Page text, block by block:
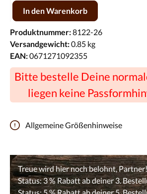
Produkt Anzahl: Gib den gewünschten
In den Warenkorb
Produktnummer:8122-26
Versandgewicht:0.85 kg
EAN:0671271092355
Bitte bestelle Deine
liegen keine
Allgemeine Größenhinweise